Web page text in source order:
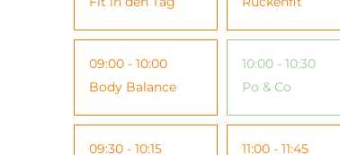
09:00 - 10:00
Body Balance
09:30 - 10:15
10:00 - 10:30
Po & Co
11:00 - 11:45